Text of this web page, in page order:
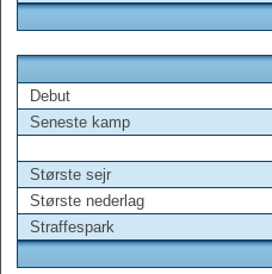
Debut
Seneste kamp
Største sejr
Største nederlag
Straffespark